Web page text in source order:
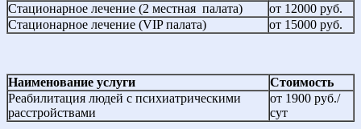
Стационарное лечение (2 местная палата)
от 12000 руб.
Стационарное лечение (VIP палата)
от 15000 руб.
Наименование услуги
Стоимость
Реабилитация людей с психиатрическими
расстройствами
от 1900 руб./
сут